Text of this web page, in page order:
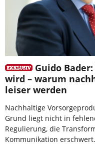
Guido
wird – warum
leiser werden
Nachhaltige
Grund liegt nicht in
Regulierung, die
Kommunikation